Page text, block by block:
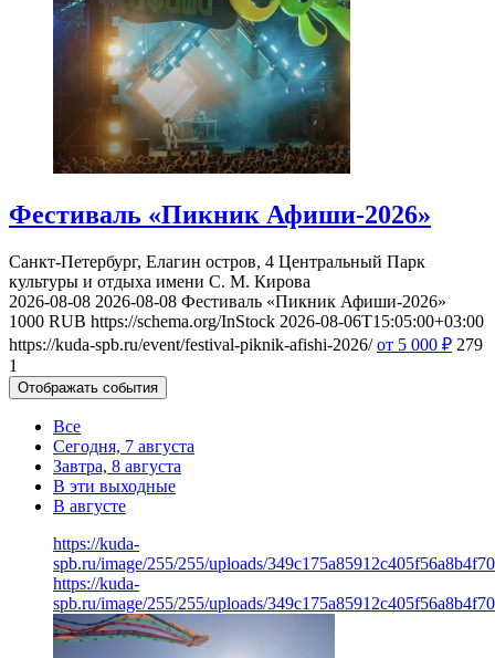
Фестиваль «Пикник Афиши-2026»
Санкт-Петербург, Елагин остров, 4 Центральный Парк
культуры и отдыха имени С. М. Кирова
2026-08-08 2026-08-08 Фестиваль «Пикник Афиши-2026»
1000 RUB https://schema.org/InStock 2026-08-06T15:05:00+03:00
https://kuda-spb.ru/event/festival-piknik-afishi-2026/ от 5 000 ₽ 279
1
Отображать события
Все
Сегодня, 7 августа
Завтра, 8 августа
В эти выходные
В августе
https://kuda-
spb.ru/image/255/255/uploads/
https://kuda-
spb.ru/image/255/255/uploads/